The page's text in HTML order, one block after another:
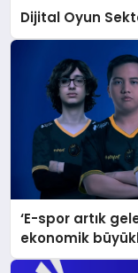
Dijital Oyun
‘E-spor artık
ekonomik